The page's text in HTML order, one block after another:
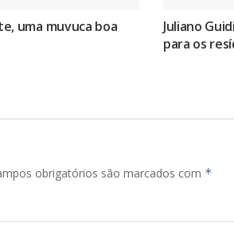
uma muvuca boa
Juliano
para os
obrigatórios são marcados com *